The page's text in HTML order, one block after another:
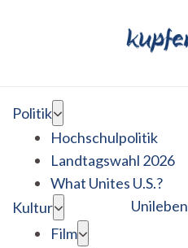
Politik
Hochschulpolitik
Landtagswahl 2026
What Unites U.S.?
Kultur
Film
Unileben